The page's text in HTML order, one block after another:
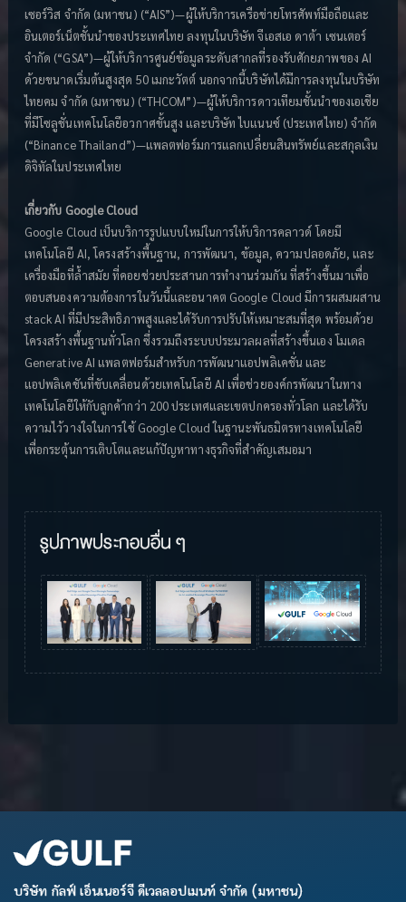
เซอร์วิส จำกัด (มหาชน) (“AIS”)—ผู้ให้บริการเครือข่ายโทรศัพท์มือถือและ
อินเตอร์เน็ตชั้นนำของประเทศไทย ลงทุนในบริษัท จีเอสเอ ดาต้า เซนเตอร์
จำกัด (“GSA”)—ผู้ให้บริการศูนย์ข้อมูลระดับสากลที่รองรับศักยภาพของ AI
ด้วยขนาดเริ่มต้นสูงสุด 50 เมกะวัตต์ นอกจากนี้บริษัทได้มีการลงทุนในบริษัท
ไทยคม จํากัด (มหาชน) (“THCOM”)—ผู้ให้บริการดาวเทียมชั้นนำของเอเชีย
ที่มีโซลูชั่นเทคโนโลยีอวกาศขั้นสูง และบริษัท ไบแนนซ์ (ประเทศไทย) จํากัด
(“Binance Thailand”)—แพลตฟอร์มการแลกเปลี่ยนสินทรัพย์และสกุลเงิน
ดิจิทัลในประเทศไทย
เกี่ยวกับ Google Cloud
Google Cloud เป็นบริการรูปแบบใหม่ในการให้บริการคลาวด์ โดยมี
เทคโนโลยี AI, โครงสร้างพื้นฐาน, การพัฒนา, ข้อมูล, ความปลอดภัย, และ
เครื่องมือที่ล้ำสมัย ที่คอยช่วยประสานการทำงานร่วมกัน ที่สร้างขึ้นมาเพื่อ
ตอบสนองความต้องการในวันนี้และอนาคต Google Cloud มีการผสมผสาน
stack AI ที่มีประสิทธิภาพสูงและได้รับการปรับให้เหมาะสมที่สุด พร้อมด้วย
โครงสร้างพื้นฐานทั่วโลก ซึ่งรวมถึงระบบประมวลผลที่สร้างขึ้นเอง โมเดล
Generative AI แพลตฟอร์มสำหรับการพัฒนาแอปพลิเคชั่น และ
แอปพลิเคชันที่ขับเคลื่อนด้วยเทคโนโลยี AI เพื่อช่วยองค์กรพัฒนาในทาง
เทคโนโลยีให้กับลูกค้ากว่า 200 ประเทศและเขตปกครองทั่วโลก และได้รับ
ความไว้วางใจในการใช้ Google Cloud ในฐานะพันธมิตรทางเทคโนโลยี
เพื่อกระตุ้นการเติบโตและแก้ปัญหาทางธุรกิจที่สำคัญเสมอมา
รูปภาพประกอบอื่น ๆ
บริษัท กัลฟ์ เอ็นเนอร์จี ดีเวลลอปเมนท์ จำกัด (มหาชน)